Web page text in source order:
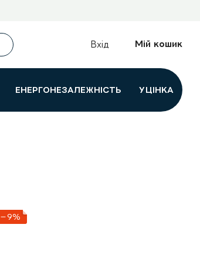
Вхід Мій кошик
ЕНЕРГОНЕЗАЛЕЖНІСТЬ УЦІНКА
−9%